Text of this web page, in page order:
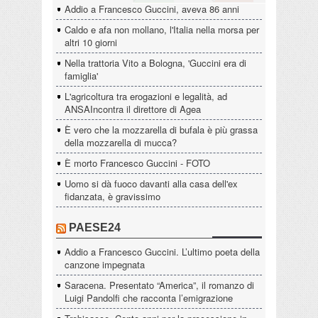
Addio a Francesco Guccini, aveva 86 anni
Caldo e afa non mollano, l'Italia nella morsa per
altri 10 giorni
Nella trattoria Vito a Bologna, 'Guccini era di
famiglia'
L'agricoltura tra erogazioni e legalità, ad
ANSAIncontra il direttore di Agea
È vero che la mozzarella di bufala è più grassa
della mozzarella di mucca?
È morto Francesco Guccini - FOTO
Uomo si dà fuoco davanti alla casa dell'ex
fidanzata, è gravissimo
PAESE24
Addio a Francesco Guccini. L’ultimo poeta della
canzone impegnata
Saracena. Presentato “America”, il romanzo di
Luigi Pandolfi che racconta l’emigrazione